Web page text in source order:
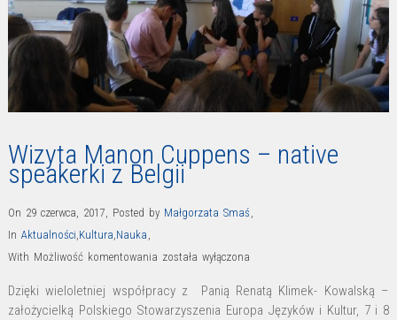
Wizyta Manon Cuppens – native
speakerki z Belgii
On 29 czerwca, 2017 Posted by Małgorzata Smaś
In Aktualności Kultura Nauka
With Możliwość komentowania Wizyta
Cuppens
została wyłączona
Dzięki wieloletniej współpracy z Panią Renatą Klimek- Kowalską –
założycielką Polskiego Stowarzyszenia Europa Języków i Kultur, 7 i 8